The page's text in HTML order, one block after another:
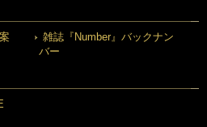
雑誌『Number』バックナン
バー